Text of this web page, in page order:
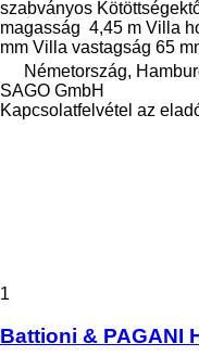
szabványos
magasság 4,45 m Villa
mm Villa vastagság 65
Németország,
SAGO GmbH
Kapcsolatfelvétel az
1
Battioni & PAGANI